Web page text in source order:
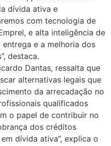
dívida ativa e
com tecnologia de
e alta inteligência de
e a melhoria dos
destaca.
Dantas, ressalta que
alternativas legais que
da arrecadação no
qualificados
o papel de contribuir no
dos créditos
dívida ativa”, explica o